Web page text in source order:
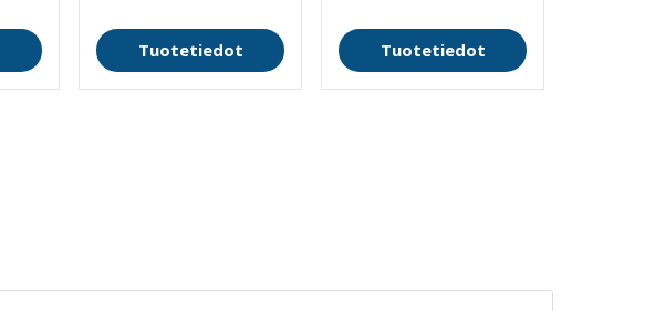
Tuotetiedot Tuotetiedot